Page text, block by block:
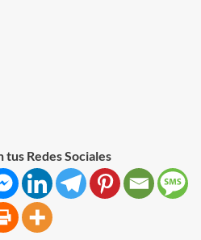
tus Redes Sociales